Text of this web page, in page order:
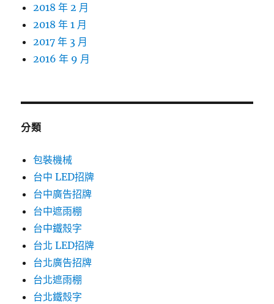
2018 年 2 月
2018 年 1 月
2017 年 3 月
2016 年 9 月
分類
包裝機械
台中 LED招牌
台中廣告招牌
台中遮雨棚
台中鐵殼字
台北 LED招牌
台北廣告招牌
台北遮雨棚
台北鐵殼字